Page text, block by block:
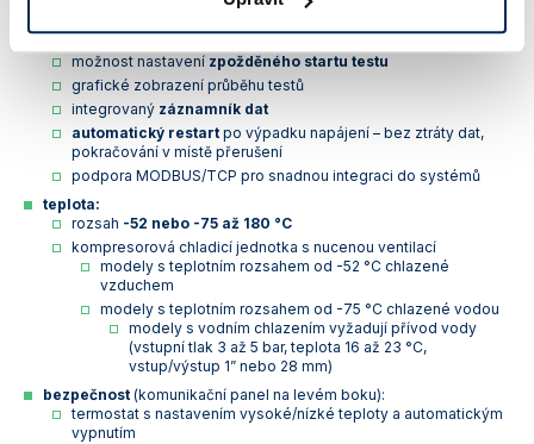
zobrazení teploty a stavu procesu v reálném čase
tvorbaneomezeného počtu programů a segmentů
možnost nastavení zpožděného startu testu
grafické zobrazení průběhu testů
integrovaný záznamník dat
automatický restartpo výpadku napájení – bez ztráty dat,
pokračování v místě přerušení
podpora MODBUS/TCP pro snadnou integraci do systémů
teplota:
rozsah -52 nebo -75 až 180 °C
kompresorová chladicí jednotka s nucenou ventilací
modely s teplotním rozsahem od -52 °C chlazené
vzduchem
modely s teplotním rozsahem od -75 °C chlazené vodou
modely s vodním chlazením vyžadují přívod vody
(vstupní tlak 3 až 5 bar, teplota 16 až 23 °C,
vstup/výstup 1” nebo 28 mm)
bezpečnost(komunikační panel na levém boku):
termostat s nastavením vysoké/nízké teploty a automatickým
vypnutím